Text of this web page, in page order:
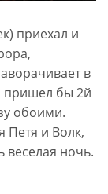
приехал и
в
пришел бы 2й
обоими.
Петя и Волк,
веселая ночь.